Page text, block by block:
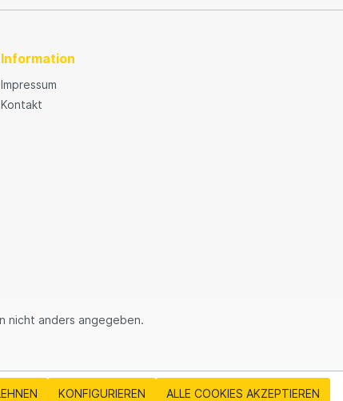
Information
Impressum
Kontakt
nicht anders angegeben.
KONFIGURIEREN ALLE COOKIES AKZEPTIEREN